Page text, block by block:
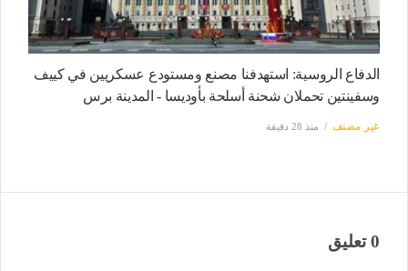
الدفاع الروسية: استهدفنا مصنع ومستودع عسكريين في كييف
وسفينتين تحملان شحنة أسلحة بأوديسا - المدينة برس
غير مصنف منذ 28 دقيقة
0 تعليق